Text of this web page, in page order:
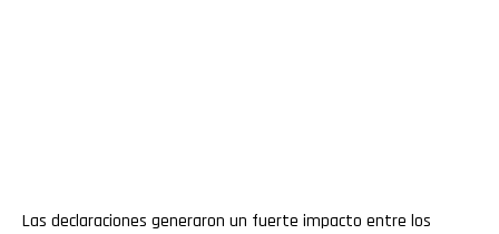
Las declaraciones generaron un fuerte impacto entre los